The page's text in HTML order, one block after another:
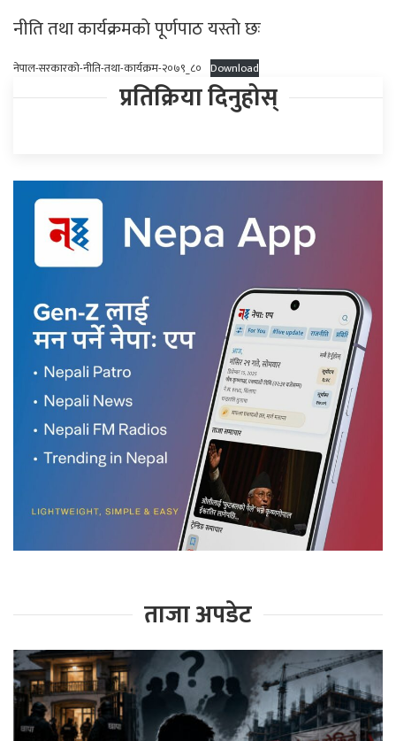
नीति तथा कार्यक्रमकाे पूर्णपाठ यस्ताे छः
नेपाल-सरकारको-नीति-तथा-कार्यक्रम-२०७९_८० Download
प्रतिक्रिया दिनुहोस्
ताजा अपडेट